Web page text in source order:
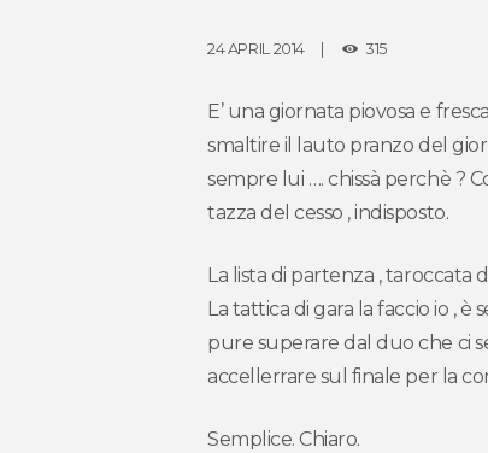
24 APRIL 2014 315
E’ una giornata piovosa e
smaltire il lauto pranzo del
sempre lui …. chissà perchè ?
tazza del cesso , indisposto.
La lista di partenza , taroccata
La tattica di gara la faccio io ,
pure superare dal duo che ci
accellerrare sul finale per la
Semplice. Chiaro.